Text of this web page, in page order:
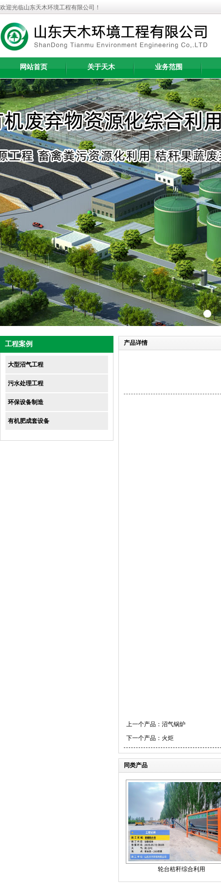
欢迎光临山东天木环境工程有限公司！
网站首页 关于天木 业务范围
工程案例
大型沼气工程
污水处理工程
环保设备制造
有机肥成套设备
产品详情
上一个产品： 沼气锅炉
下一个产品： 火炬
同类产品
轮台秸秆综合利用